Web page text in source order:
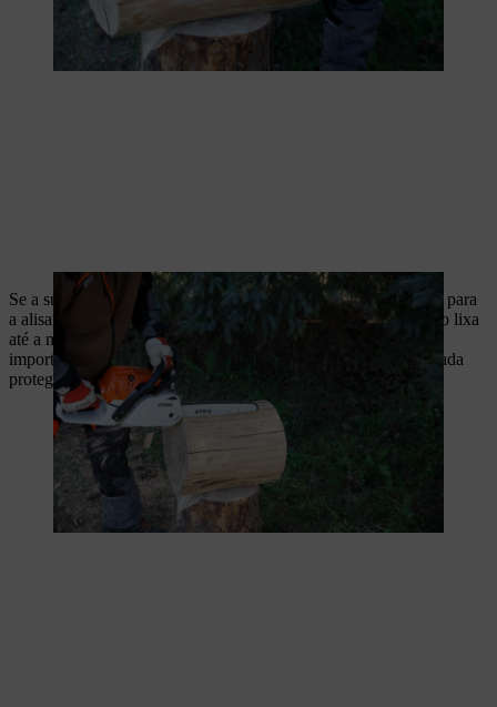
Se a superfície serrada tiver ficado irregular, utilize uma plaina para
a alisar. Lixe a superfície do banco e as arestas cortadas usando lixa
até a madeira ficar lisa e suave ao toque. Este é um passo
importante, uma vez que uma superfície de madeira bem acabada
protege as suas roupas contra danos e agarra menos pó.